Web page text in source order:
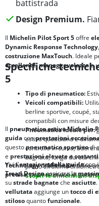
battistrada
Design Premium.
Il Michelin Pilot Sport 5offre
Dynamic Response Technology
costruzione MaxTouch. Ideale
eccellente,maneggevolezzae
Specifiche
5
Tipo di pneumatico:
Veicoli compatibili:
berline sportive, coupé,
compatibili con misure
Pneumatico ideale per:
estivo quotidiano e
controllo in curva;
bagnato; lunga durata
primo all’ultimo
Scopri le dimensioni
Il pneumatico estivo Michelin
guidaconprestazioni
questopneumatico sportivodi
e prestazioni elevate e costanti
TechnologydiMichelin, offre
precisa, permettendoti di
Vivi l'emozione della guidacon
Tread Designassicura la
sustrade bagnateche asciutte.
vellutataaggiunge untocco di
stilosoquantofunzionale.